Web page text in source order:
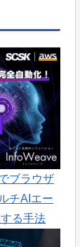
ブラウザ
チAIエー
る手法